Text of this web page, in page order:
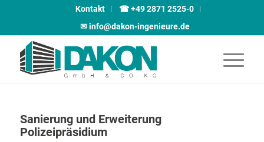
Kontakt
☎ +49 2871 2525-0
✉︎ info@dakon-ingenieure.de
Sanierung und Erweiterung
Polizeipräsidium